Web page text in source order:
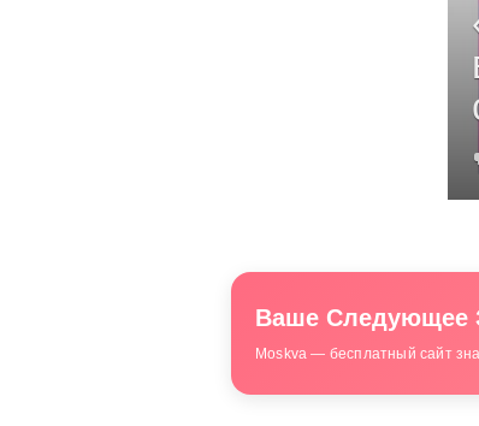
Ваше Следующее
Moskva — бесплатный сайт